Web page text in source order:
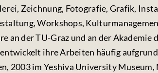
Zeichnung, Fotografie, Grafik,
Workshops,
an der TU-Graz und an der Akademie
ihre Arbeiten häufig
2003 im Yeshiva University